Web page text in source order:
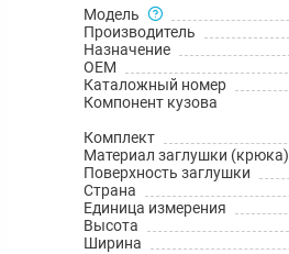
Модель
Производитель
Назначение
OEM
Каталожный номер
Компонент кузова
Комплект
Материал заглушки (крюка)
Поверхность заглушки
Страна
Единица измерения
Высота
Ширина